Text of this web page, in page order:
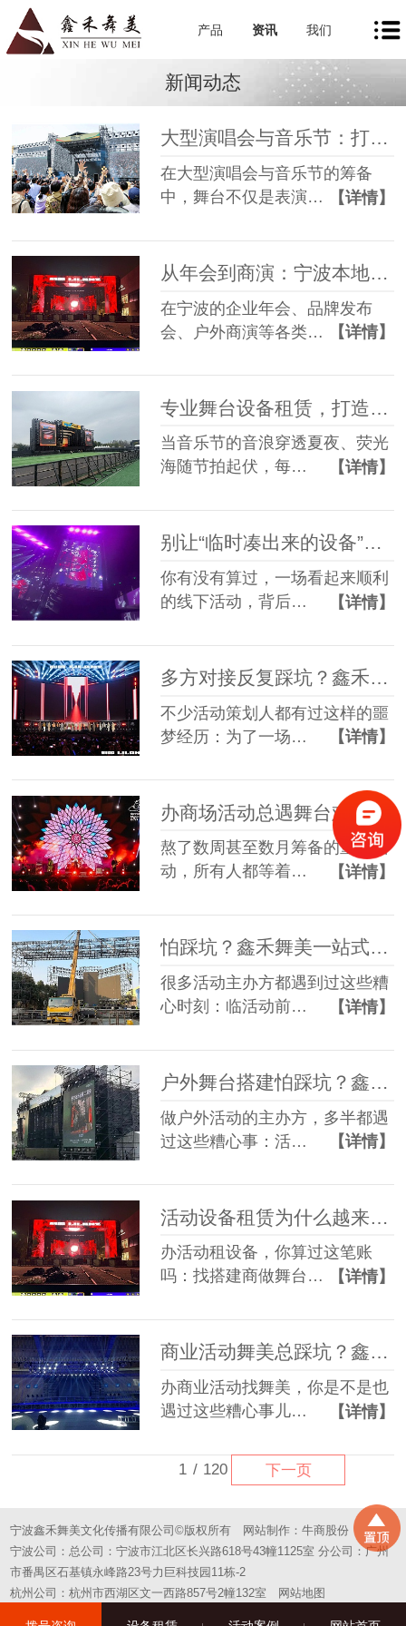
产品 资讯 我们
新闻动态
大型演唱会与音乐节：打造极致视听盛宴的幕后基石
在大型演唱会与音乐节的筹备
中，舞台不仅是表演…
【详情】
从年会到商演：宁波本地舞美租赁如何让每一场活动都出彩
在宁波的企业年会、品牌发布
会、户外商演等各类…
【详情】
当音乐节的音浪穿透夏夜、荧光
海随节拍起伏，每…
【详情】
别让“临时凑出来的设备”，拖垮你筹备了3个月的线下活动
你有没有算过，一场看起来顺利
的线下活动，背后…
【详情】
多方对接反复踩坑？鑫禾舞美一站式舞美服务让你少走90%弯路
不少活动策划人都有过这样的噩
梦经历：为了一场…
【详情】
办商场活动总遇舞台难题？鑫禾舞美一站式帮你解决
熬了数周甚至数月筹备的重磅活
动，所有人都等着…
【详情】
怕踩坑？鑫禾舞美一站式租赁搭建帮你省一半心
很多活动主办方都遇到过这些糟
心时刻：临活动前…
【详情】
户外舞台搭建怕踩坑？鑫禾舞美给你稳稳的保障
做户外活动的主办方，多半都遇
过这些糟心事：活…
【详情】
活动设备租赁为什么越来越多人选一站式？
办活动租设备，你算过这笔账
吗：找搭建商做舞台…
【详情】
商业活动舞美总踩坑？鑫禾一站式方案帮您避坑
办商业活动找舞美，你是不是也
遇过这些糟心事儿…
【详情】
1 / 120 下一页
宁波鑫禾舞美文化传播有限公司©版权所有 网站制作：牛商股份
宁波公司：总公司：宁波市江北区长兴路618号43幢1125室 分公司：广州
市番禺区石基镇永峰路23号力巨科技园11栋-2
杭州公司：杭州市西湖区文一西路857号2幢132室
网站地图